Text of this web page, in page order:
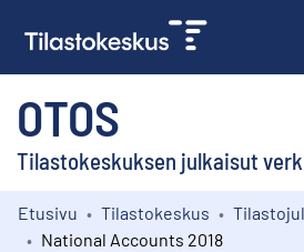
OTOS
Tilastokeskuksen julkaisut
Kokoelmat
Etusivu Tilastokeskus
National Accounts 2018